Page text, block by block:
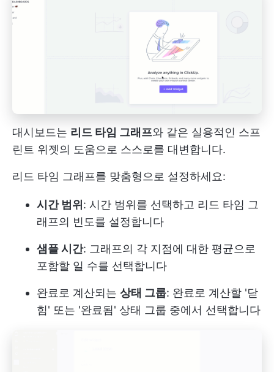
대시보드는 리드 타임 그래프와 같은 실용적인 스프
린트 위젯의 도움으로 스스로를 대변합니다.
리드 타임 그래프를 맞춤형으로 설정하세요:
시간 범위 : 시간 범위를 선택하고 리드 타임 그
래프의 빈도를 설정합니다
샘플 시간: 그래프의 각 지점에 대한 평균으로
포함할 일 수를 선택합니다
완료로 계산되는 상태 그룹: 완료로 계산할 '닫
힘' 또는 '완료됨' 상태 그룹 중에서 선택합니다